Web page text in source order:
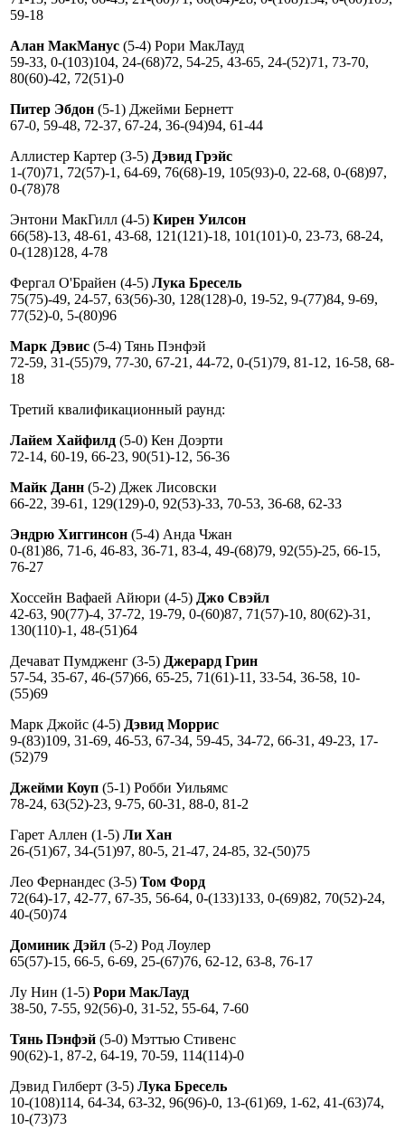
59-18
Алан МакМанус (5-4) Рори МакЛауд
59-33, 0-(103)104, 24-(68)72, 54-25, 43-65, 24-(52)71, 73-70,
80(60)-42, 72(51)-0
Питер Эбдон (5-1) Джейми Бернетт
67-0, 59-48, 72-37, 67-24, 36-(94)94, 61-44
Аллистер Картер (3-5) Дэвид Грэйс
1-(70)71, 72(57)-1, 64-69, 76(68)-19, 105(93)-0, 22-68, 0-(68)97,
0-(78)78
Энтони МакГилл (4-5) Кирен Уилсон
66(58)-13, 48-61, 43-68, 121(121)-18, 101(101)-0, 23-73, 68-24,
0-(128)128, 4-78
Фергал О'Брайен (4-5) Лука Бресель
75(75)-49, 24-57, 63(56)-30, 128(128)-0, 19-52, 9-(77)84, 9-69,
77(52)-0, 5-(80)96
Марк Дэвис (5-4) Тянь Пэнфэй
72-59, 31-(55)79, 77-30, 67-21, 44-72, 0-(51)79, 81-12, 16-58, 68-
18
Третий квалификационный раунд:
Лайем Хайфилд (5-0) Кен Доэрти
72-14, 60-19, 66-23, 90(51)-12, 56-36
Майк Данн (5-2) Джек Лисовски
66-22, 39-61, 129(129)-0, 92(53)-33, 70-53, 36-68, 62-33
Эндрю Хиггинсон (5-4) Анда Чжан
0-(81)86, 71-6, 46-83, 36-71, 83-4, 49-(68)79, 92(55)-25, 66-15,
76-27
Хоссейн Вафаей Айюри (4-5) Джо Свэйл
42-63, 90(77)-4, 37-72, 19-79, 0-(60)87, 71(57)-10, 80(62)-31,
130(110)-1, 48-(51)64
Дечават Пумдженг (3-5) Джерард Грин
57-54, 35-67, 46-(57)66, 65-25, 71(61)-11, 33-54, 36-58, 10-
(55)69
Марк Джойс (4-5) Дэвид Моррис
9-(83)109, 31-69, 46-53, 67-34, 59-45, 34-72, 66-31, 49-23, 17-
(52)79
Джейми Коуп (5-1) Робби Уильямс
78-24, 63(52)-23, 9-75, 60-31, 88-0, 81-2
Гарет Аллен (1-5) Ли Хан
26-(51)67, 34-(51)97, 80-5, 21-47, 24-85, 32-(50)75
Лео Фернандес (3-5) Том Форд
72(64)-17, 42-77, 67-35, 56-64, 0-(133)133, 0-(69)82, 70(52)-24,
40-(50)74
Доминик Дэйл (5-2) Род Лоулер
65(57)-15, 66-5, 6-69, 25-(67)76, 62-12, 63-8, 76-17
Лу Нин (1-5) Рори МакЛауд
38-50, 7-55, 92(56)-0, 31-52, 55-64, 7-60
Тянь Пэнфэй (5-0) Мэттью Стивенс
90(62)-1, 87-2, 64-19, 70-59, 114(114)-0
Дэвид Гилберт (3-5) Лука Бресель
10-(108)114, 64-34, 63-32, 96(96)-0, 13-(61)69, 1-62, 41-(63)74,
10-(73)73